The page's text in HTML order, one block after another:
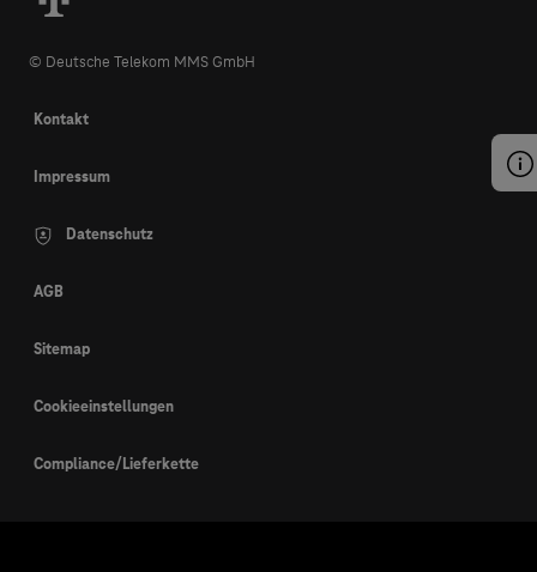
© Deutsche Telekom MMS GmbH
Kontakt
Impressum
Datenschutz
AGB
Sitemap
Cookieeinstellungen
Compliance/Lieferkette